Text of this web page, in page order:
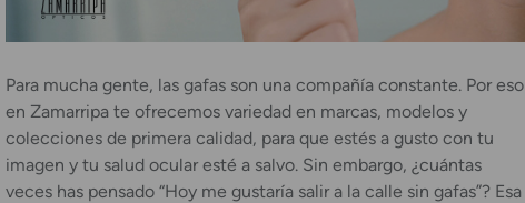
Para mucha gente, las gafas son una compañía constante. Por eso
en Zamarripa te ofrecemos variedad en marcas, modelos y
colecciones de primera calidad, para que estés a gusto con tu
imagen y tu salud ocular esté a salvo. Sin embargo, ¿cuántas
veces has pensado “Hoy me gustaría salir a la calle sin gafas”? Esa